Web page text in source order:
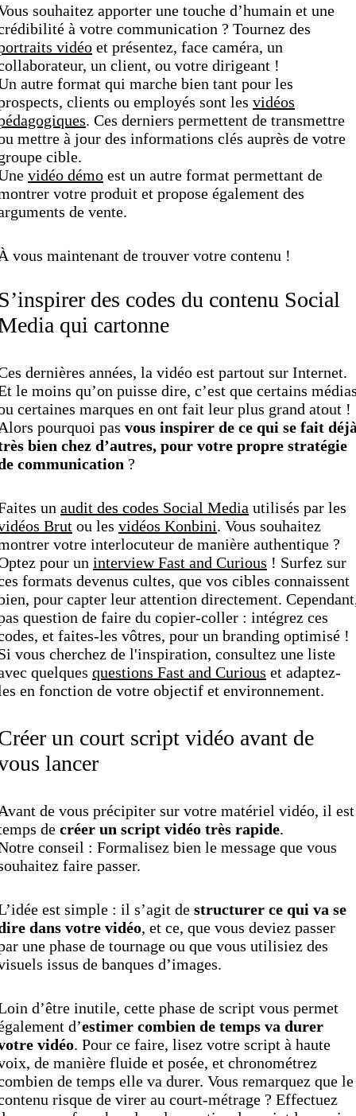
souhaitez apporter une touche d’humain et une
à votre communication ? Tournez des
vidéo et présentez, face caméra, un
un client, ou votre dirigeant !
autre format qui marche bien tant pour les
clients ou employés sont les vidéos
. Ces derniers permettent de transmettre
mettre à jour des informations clés auprès de votre
cible.
vidéo démo est un autre format permettant de
votre produit et propose également des
de vente.
vous maintenant de trouver votre contenu !
des codes du contenu Social
qui cartonne
dernières années, la vidéo est partout sur Internet.
le moins qu’on puisse dire, c’est que certains
certaines marques en ont fait leur plus grand atout !
pourquoi pas vous inspirer de ce qui se fait
bien chez d’autres, pour votre propre stratégie
communication ?
un audit des codes Social Media utilisés par les
Brut ou les vidéos Konbini. Vous souhaitez
votre interlocuteur de manière authentique ?
pour un interview Fast and Curious ! Surfez sur
formats devenus cultes, que vos cibles connaissent
pour capter leur attention directement.
question de faire du copier-coller : intégrez ces
et faites-les vôtres, pour un branding optimisé !
vous cherchez de l'inspiration, consultez une liste
quelques questions Fast and Curious et adaptez-
en fonction de votre objectif et environnement.
un court script vidéo avant de
lancer
de vous précipiter sur votre matériel vidéo, il est
de créer un script vidéo très rapide.
conseil : Formalisez bien le message que vous
faire passer.
est simple : il s’agit de structurer ce qui va se
dans votre vidéo, et ce, que vous deviez passer
une phase de tournage ou que vous utilisiez des
issus de banques d’images.
d’être inutile, cette phase de script vous permet
d’estimer combien de temps va durer
vidéo. Pour ce faire, lisez votre script à haute
de manière fluide et posée, et chronométrez
de temps elle va durer. Vous remarquez que le
risque de virer au court-métrage ? Effectuez